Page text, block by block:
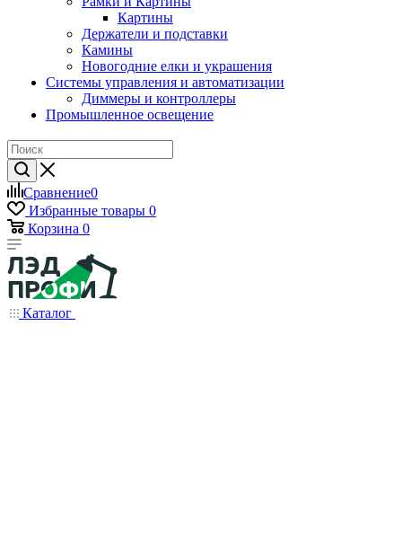
Картины
Держатели и подставки
Камины
Новогодние елки и украшения
Системы управления и автоматизации
Диммеры и контроллеры
Промышленное освещение
Сравнение0
Избранные товары 0
Корзина 0
Каталог